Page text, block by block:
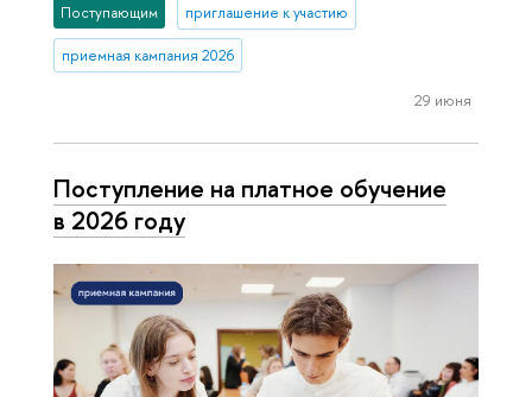
Поступающим приглашение к участию
приемная кампания 2026
29 июня
Поступление на платное обучение
в 2026 году